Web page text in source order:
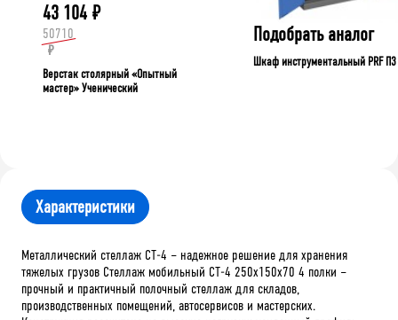
43 104 ₽
50710
₽
Верстак столярный «Опытный
мастер» Ученический
Подобрать аналог
Шкаф инструментальный PRF П3
Характеристики
Металлический стеллаж СТ-4 – надежное решение для хранения
тяжелых грузов Стеллаж мобильный СТ-4 250x150x70 4 полки –
прочный и практичный полочный стеллаж для складов,
производственных помещений, автосервисов и мастерских.